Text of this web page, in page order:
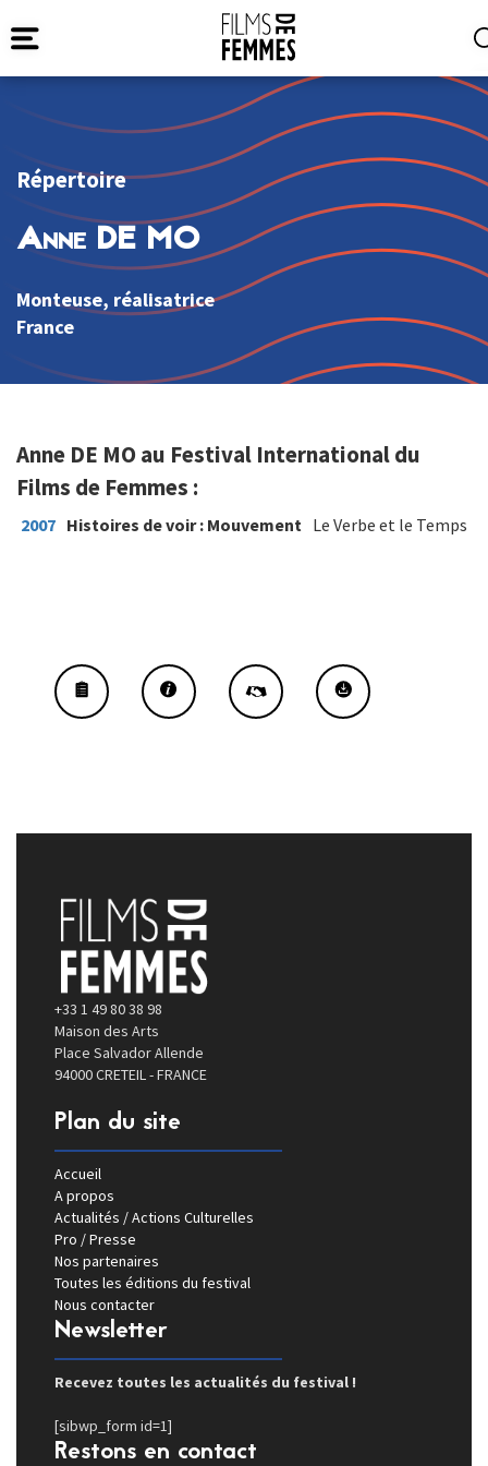
Répertoire
Anne DE MO
Monteuse, réalisatrice
France
Anne DE MO au Festival International du
Films de Femmes :
2007 Histoires de voir : Mouvement Le Verbe et le Temps
+33 1 49 80 38 98
Maison des Arts
Place Salvador Allende
94000 CRETEIL - FRANCE
Plan du site
Accueil
A propos
Actualités / Actions Culturelles
Pro / Presse
Nos partenaires
Toutes les éditions du festival
Nous contacter
Newsletter
Recevez toutes les actualités du festival !
[sibwp_form id=1]
Restons en contact